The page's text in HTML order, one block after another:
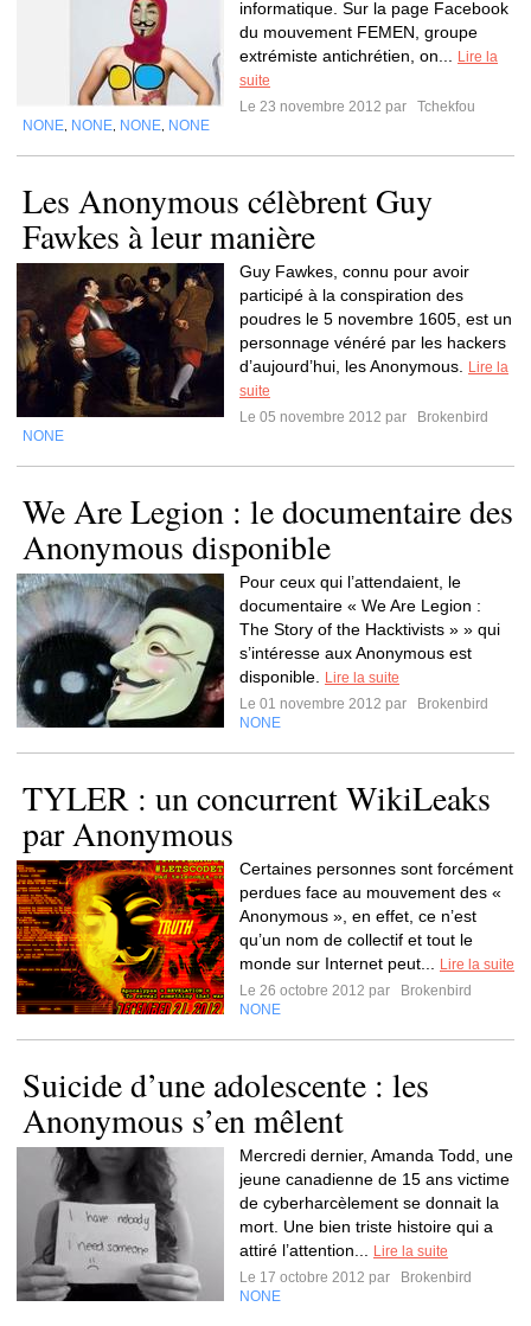
informatique. Sur la page Facebook
du mouvement FEMEN, groupe
extrémiste antichrétien, on...
Lire la
suite
Le 23 novembre 2012 par
Tchekfou
NONE NONE NONE NONE
Les Anonymous célèbrent Guy
Fawkes à leur manière
Guy Fawkes, connu pour avoir
participé à la conspiration des
poudres le 5 novembre 1605, est un
personnage vénéré par les hackers
d’aujourd’hui, les Anonymous.
Lire la
suite
Le 05 novembre 2012 par
Brokenbird
NONE
We Are Legion : le documentaire des
Anonymous disponible
Pour ceux qui l’attendaient, le
documentaire « We Are Legion :
The Story of the Hacktivists » » qui
s’intéresse aux Anonymous est
disponible.
Lire la suite
Le 01 novembre 2012 par
Brokenbird
NONE
TYLER : un concurrent WikiLeaks
par Anonymous
Certaines personnes sont forcément
perdues face au mouvement des «
Anonymous », en effet, ce n’est
qu’un nom de collectif et tout le
monde sur Internet peut...
Lire la suite
Le 26 octobre 2012 par
Brokenbird
NONE
Suicide d’une adolescente : les
Anonymous s’en mêlent
Mercredi dernier, Amanda Todd, une
jeune canadienne de 15 ans victime
de cyberharcèlement se donnait la
mort. Une bien triste histoire qui a
attiré l’attention...
Lire la suite
Le 17 octobre 2012 par
Brokenbird
NONE